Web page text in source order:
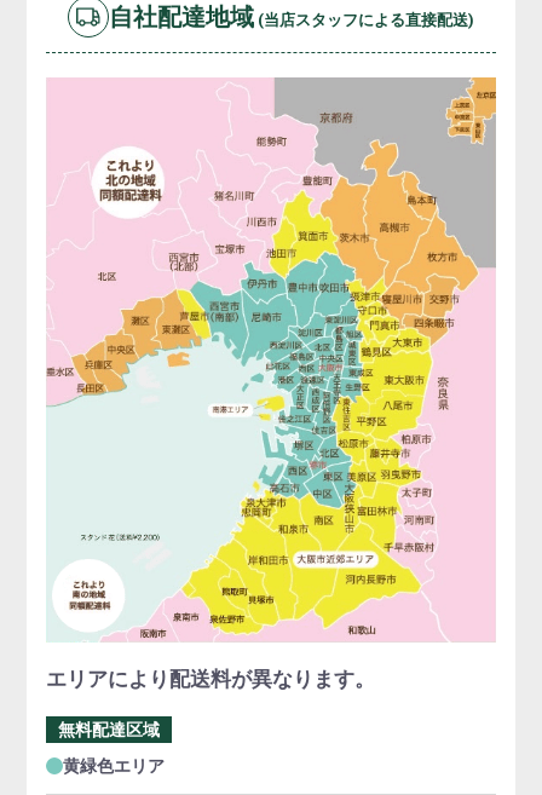
自社配達地域 (当店スタッフによる直接配送)
エリアにより配送料が異なります。
無料配達区域
黄緑色エリア